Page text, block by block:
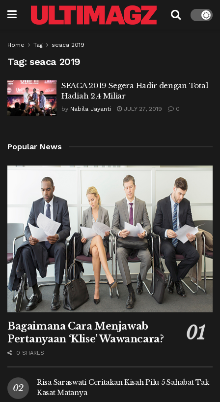
Home Tag seaca 2019
Tag: seaca 2019
SEACA 2019 Segera Hadir dengan Total
Hadiah 2,4 Miliar
by Nabila Jayanti JULY 27, 2019 0
Popular News
Bagaimana Cara Menjawab
Pertanyaan ‘Klise’ Wawancara?
0 SHARES
Risa Saraswati Ceritakan Kisah Pilu 5 Sahabat Tak
Kasat Matanya